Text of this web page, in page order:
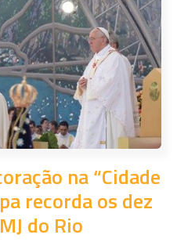
na “Cidade
recorda os dez
do Rio